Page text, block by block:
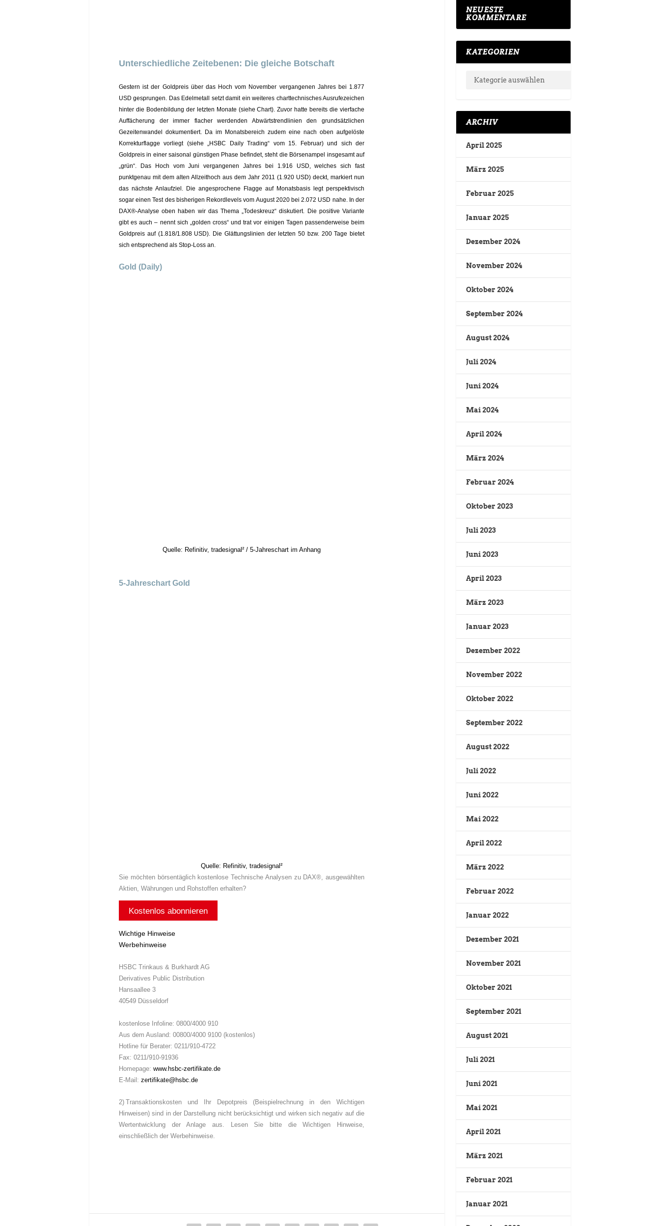
Unterschiedliche Zeitebenen: Die gleiche Botschaft
Gestern ist der Goldpreis über das Hoch vom November vergangenen Jahres bei 1.877
USD gesprungen. Das Edelmetall setzt damit ein weiteres charttechnisches Ausrufezeichen
hinter die Bodenbildung der letzten Monate (siehe Chart). Zuvor hatte bereits die vierfache
Auffächerung der immer flacher werdenden Abwärtstrendlinien den grundsätzlichen
Gezeitenwandel dokumentiert. Da im Monatsbereich zudem eine nach oben aufgelöste
Korrekturflagge vorliegt (siehe „HSBC Daily Trading“ vom 15. Februar) und sich der
Goldpreis in einer saisonal günstigen Phase befindet, steht die Börsenampel insgesamt auf
„grün“. Das Hoch vom Juni vergangenen Jahres bei 1.916 USD, welches sich fast
punktgenau mit dem alten Allzeithoch aus dem Jahr 2011 (1.920 USD) deckt, markiert nun
das nächste Anlaufziel. Die angesprochene Flagge auf Monatsbasis legt perspektivisch
sogar einen Test des bisherigen Rekordlevels vom August 2020 bei 2.072 USD nahe. In der
DAX®-Analyse oben haben wir das Thema „Todeskreuz“ diskutiert. Die positive Variante
gibt es auch – nennt sich „golden cross“ und trat vor einigen Tagen passenderweise beim
Goldpreis auf (1.818/1.808 USD). Die Glättungslinien der letzten 50 bzw. 200 Tage bietet
sich entsprechend als Stop-Loss an.
Gold (Daily)
Quelle: Refinitiv, tradesignal² / 5-Jahreschart im Anhang
5-Jahreschart Gold
Quelle: Refinitiv, tradesignal²
Sie möchten börsentäglich kostenlose Technische Analysen zu DAX®, ausgewählten
Aktien, Währungen und Rohstoffen erhalten?
Kostenlos abonnieren
Wichtige Hinweise
Werbehinweise
HSBC Trinkaus & Burkhardt AG
Derivatives Public Distribution
Hansaallee 3
40549 Düsseldorf
kostenlose Infoline: 0800/4000 910
Aus dem Ausland: 00800/4000 9100 (kostenlos)
Hotline für Berater: 0211/910-4722
Fax: 0211/910-91936
Homepage: www.hsbc-zertifikate.de
E-Mail: zertifikate@hsbc.de
2) Transaktionskosten und Ihr Depotpreis (Beispielrechnung in den Wichtigen
Hinweisen) sind in der Darstellung nicht berücksichtigt und wirken sich negativ auf die
Wertentwicklung der Anlage aus.
Lesen Sie bitte die Wichtigen Hinweise,
einschließlich der Werbehinweise.
NEUESTE
KOMMENTARE
KATEGORIEN
ARCHIV
April 2025
März 2025
Februar 2025
Januar 2025
Dezember 2024
November 2024
Oktober 2024
September 2024
August 2024
Juli 2024
Juni 2024
Mai 2024
April 2024
März 2024
Februar 2024
Oktober 2023
Juli 2023
Juni 2023
April 2023
März 2023
Januar 2023
Dezember 2022
November 2022
Oktober 2022
September 2022
August 2022
Juli 2022
Juni 2022
Mai 2022
April 2022
März 2022
Februar 2022
Januar 2022
Dezember 2021
November 2021
Oktober 2021
September 2021
August 2021
Juli 2021
Juni 2021
Mai 2021
April 2021
März 2021
Februar 2021
Januar 2021